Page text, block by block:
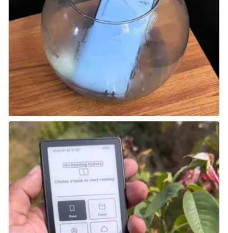
بعد انتهاء عرضك، توجه إلى الكواليس وتحدث مع Evelyn
أمام غرفة الملابس، حيث يمكنك مناقشة الخيارات حول
كيفية التعامل مع Zayde. خياراتك هي: كشف السترة
الواقية التي يرتديها أثناء عرض السكاكين عن طريق التصويب
على جذعه، أو قتله مباشرة. يمكنك قتله برمي السكاكين
على رأسه، أو كشف سترته عن طريق التصويب على جذعه.
اختيار أي من الخيارين لن يغير من نهاية المهمة.
بعد كشف حيلته، سيظهر Dimples the Clown ويحاول
قتلك. يمكنك إما هزيمته أو الهروب من المكان.